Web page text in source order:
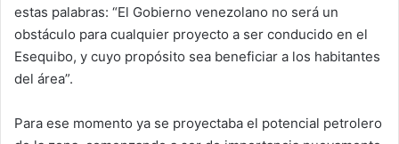
estas palabras: “El Gobierno venezolano no será un
obstáculo para cualquier proyecto a ser conducido en el
Esequibo, y cuyo propósito sea beneficiar a los habitantes
del área”.
Para ese momento ya se proyectaba el potencial petrolero